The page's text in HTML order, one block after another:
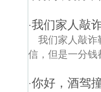
·我们家人敲
我们家人敲诈
信，但是一分钱
·你好，酒驾